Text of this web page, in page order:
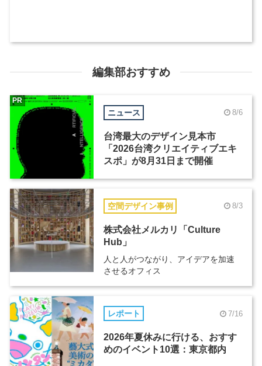
編集部おすすめ
ニュース 8/6
台湾最大のデザイン見本市
「2026台湾クリエイティブエキ
スポ」が8月31日まで開催
PR
空間デザイン事例 8/3
株式会社メルカリ「Culture
Hub」
人と人がつながり、アイデアを加速
させるオフィス
レポート 7/16
2026年夏休みに行ける、おすす
めのイベント10選：東京都内